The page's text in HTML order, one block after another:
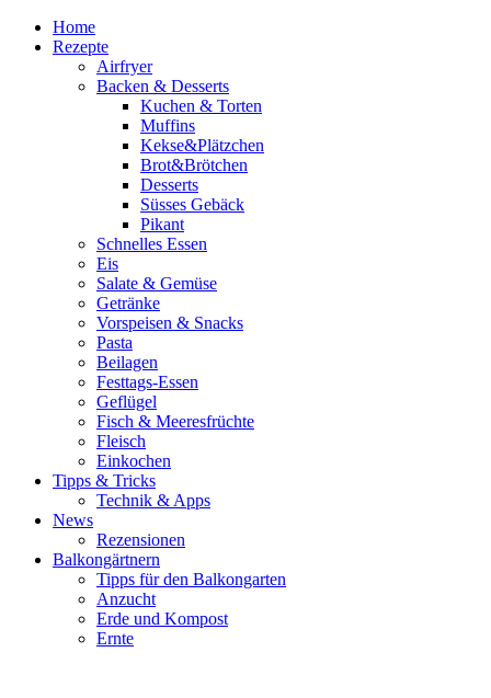
Home
Rezepte
Airfryer
Backen & Desserts
Kuchen & Torten
Muffins
Kekse&Plätzchen
Brot&Brötchen
Desserts
Süsses Gebäck
Pikant
Schnelles Essen
Eis
Salate & Gemüse
Getränke
Vorspeisen & Snacks
Pasta
Beilagen
Festtags-Essen
Geflügel
Fisch & Meeresfrüchte
Fleisch
Einkochen
Tipps & Tricks
Technik & Apps
News
Rezensionen
Balkongärtnern
Tipps für den Balkongarten
Anzucht
Erde und Kompost
Ernte